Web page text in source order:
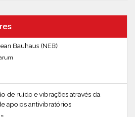
Bauhaus (NEB)
de ruído e vibrações através da
apoios antivibratórios